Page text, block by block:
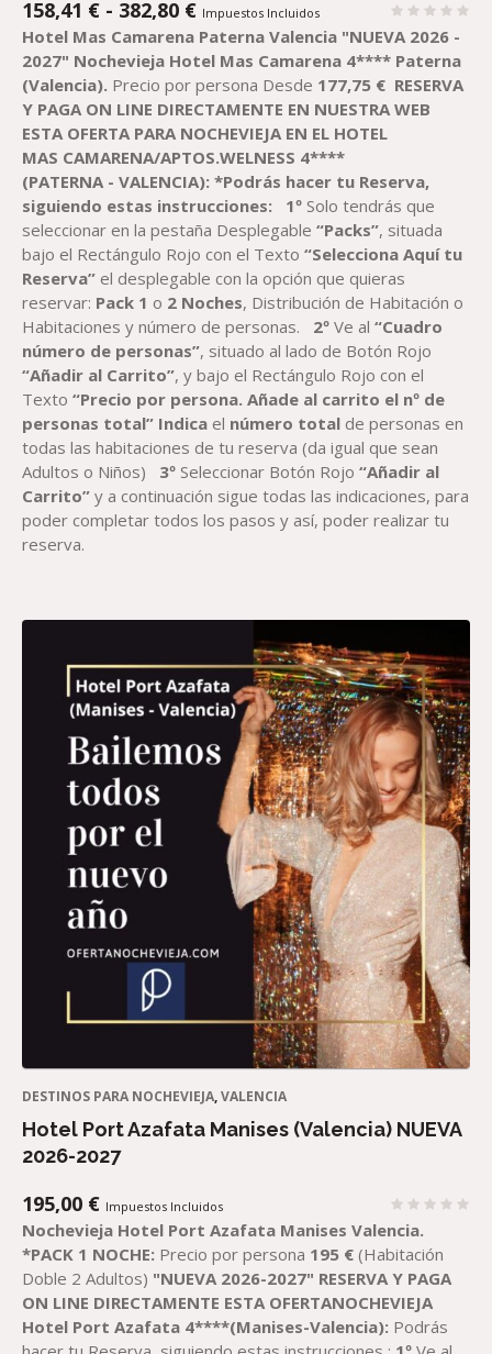
158,41 € - 382,80 €RANGO
DE
PRECIOS:
DESDE
158,41 €
HASTA
382,80 €
Impuestos Incluidos
Hotel Mas Camarena Paterna Valencia "NUEVA 2026 -
2027" Nochevieja Hotel Mas Camarena 4**** Paterna
(Valencia). Precio por persona Desde 177,75 € RESERVA
Y PAGA ON LINE DIRECTAMENTE EN NUESTRA WEB
ESTA OFERTA PARA NOCHEVIEJA EN EL HOTEL
MAS CAMARENA/APTOS.WELNESS 4****
(PATERNA - VALENCIA):*Podrás hacer tu Reserva,
siguiendo estas instrucciones: 1º Solo tendrás que
seleccionar en la pestaña Desplegable“Packs”, situada
bajo el Rectángulo Rojo con el Texto“Selecciona Aquí tu
Reserva” el desplegable con la opción que quieras
reservar: Pack 1 o 2 Noches, Distribución de Habitación o
Habitaciones y número de personas. 2º Ve al“Cuadro
número de personas”, situado al lado de Botón Rojo
“Añadir al Carrito”, y bajo el Rectángulo Rojo con el
Texto“Precio por persona. Añade al carrito el nº de
personas total” Indica el número total de personas en
todas las habitaciones de tu reserva (da igual que sean
Adultos o Niños) 3º Seleccionar Botón Rojo“Añadir al
Carrito” y a continuación sigue todas las indicaciones, para
poder completar todos los pasos y así, poder realizar tu
reserva.
DESTINOS PARA NOCHEVIEJA,VALENCIA
Hotel Port Azafata Manises (Valencia) NUEVA
2026-2027
195,00 € Impuestos Incluidos
Nochevieja Hotel Port Azafata Manises Valencia.
*PACK 1 NOCHE: Precio por persona 195 € (Habitación
Doble 2 Adultos) "NUEVA 2026-2027" RESERVA Y PAGA
ON LINE DIRECTAMENTE ESTA OFERTANOCHEVIEJA
Hotel Port Azafata 4****(Manises-Valencia): Podrás